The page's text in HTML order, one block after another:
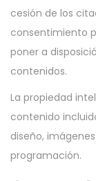
cesión de los
consentimiento
poner a
contenidos.
La propiedad
contenido
diseño,
programación.